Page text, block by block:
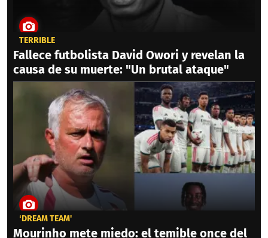
TERRIBLE
Fallece futbolista David Owori y revelan la
causa de su muerte: "Un brutal ataque"
‘DREAM TEAM'
Mourinho mete miedo: el temible once del